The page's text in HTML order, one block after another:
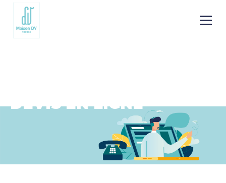
Go to
main
content
Menu
DEVIS EN LIGNE